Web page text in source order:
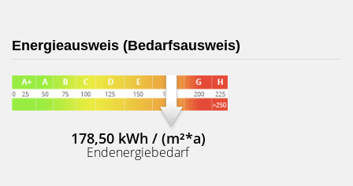
Energieausweis (Bedarfsausweis)
178,50 kWh / (m²*a)
Endenergiebedarf